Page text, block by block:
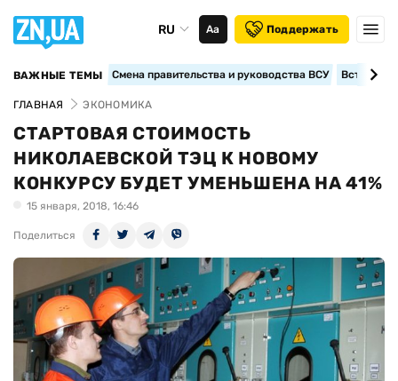
RU Аа Поддержать
ВАЖНЫЕ ТЕМЫ Смена правительства и руководства ВСУ
ГЛАВНАЯ ЭКОНОМИКА
СТАРТОВАЯ СТОИМОСТЬ
НИКОЛАЕВСКОЙ ТЭЦ К НОВОМУ
КОНКУРСУ БУДЕТ УМЕНЬШЕНА НА 41%
15 января, 2018, 16:46
Поделиться